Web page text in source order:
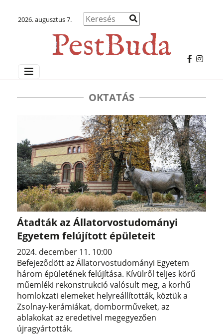
2026. augusztus 7.
OKTATÁS
Átadták az Állatorvostudományi
Egyetem felújított épületeit
2024. december 11. 10:00
Befejeződött az Állatorvostudományi Egyetem
három épületének felújítása. Kívülről teljes körű
műemléki rekonstrukció valósult meg, a korhű
homlokzati elemeket helyreállították, köztük a
Zsolnay-kerámiákat, domborműveket, az
ablakokat az eredetivel megegyezően
újragyártották.